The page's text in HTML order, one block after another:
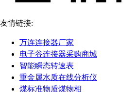
友情链接:
万连连接器厂家
电子谷连接器采购商城
智能瞬态转速表
重金属水质在线分析仪
煤标准物质煤物相